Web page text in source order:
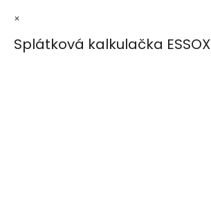
×
Splátková kalkulačka ESSOX